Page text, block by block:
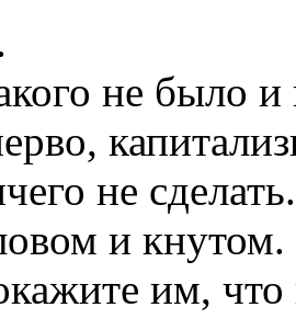
не было
не
и
им,